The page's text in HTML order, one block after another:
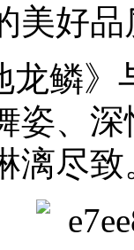
美好品
龙鳞》
姿、
漓尽致